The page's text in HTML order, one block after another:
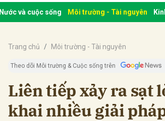
Nước và cuộc sống Môi trường - Tài nguyên
Trang chủ Môi trường - Tài nguyên
Theo dõi Môi trường & Cuộc sống trên
Liên tiếp xảy ra sạt
khai nhiều giải